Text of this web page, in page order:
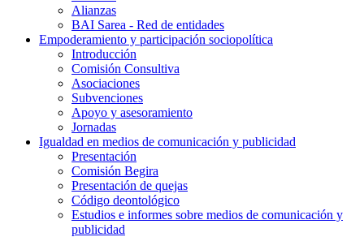
Alianzas
BAI Sarea - Red de entidades
Empoderamiento y participación sociopolítica
Introducción
Comisión Consultiva
Asociaciones
Subvenciones
Apoyo y asesoramiento
Jornadas
Igualdad en medios de comunicación y publicidad
Presentación
Comisión Begira
Presentación de quejas
Código deontológico
Estudios e informes sobre medios de comunicación y
publicidad